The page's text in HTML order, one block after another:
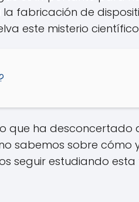
fabricación de
este misterio
que ha
sabemos sobre cómo
seguir estudiando